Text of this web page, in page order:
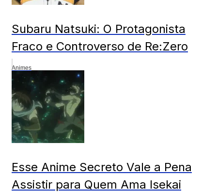
Subaru Natsuki: O Protagonista
Fraco e Controverso de Re:Zero
Animes
Esse Anime Secreto Vale a Pena
Assistir para Quem Ama Isekai